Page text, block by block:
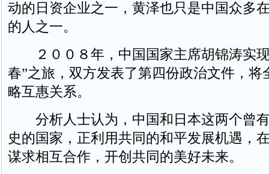
动的日资企业之一，黄泽也只是中国众多
的人之一。
２００８年，中国国家主席胡锦涛实现
春”之旅，双方发表了第四份政治文件，将
略互惠关系。
分析人士认为，中国和日本这两个曾
史的国家，正利用共同的和平发展机遇，
谋求相互合作，开创共同的美好未来。